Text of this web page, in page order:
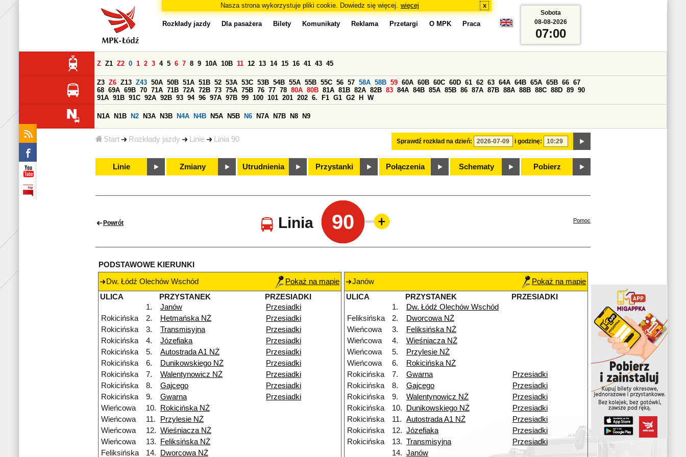
Nasza strona wykorzystuje pliki cookie. Dowiedz się więcej. więcej x
Start Rozkłady jazdy Linie Linia 90
Rozkłady jazdy Dla pasażera Bilety Komunikaty Reklama Przetargi O MPK Praca
Sprawdź rozkład na dzień: i godzinę:
Z Z1 Z2 0 1 2 3 4 5 6 7 8 9 10A 10B 11 12 13 14 15 16 41 43 45
Z3 Z6 Z13 Z43 50A 50B 51A 51B 52 53A 53C 53B 54B 55A 55B 55C 56 57 58A 58B 59 60A 60B 60C 60D 61 62 63 64A 64B 65A 65B 66 67
68 69A 69B 70 71A 71B 72A 72B 73 75A 75B 76 77 78 80A 80B 81A 81B 82A 82B 83 84A 84B 85A 85B 86 87A 87B 88A 88B 88C 88D 89 90
91A 91B 91C 92A 92B 93 94 96 97A 97B 99 100 101 201 202 6. F1 G1 G2 H W
N1A N1B N2 N3A N3B N4A N4B N5A N5B N6 N7A N7B N8 N9
Linie Zmiany Utrudnienia Przystanki Połączenia Schematy Pobierz
Sobota
08-08-2026
07:00
Powrót Linia 90 Pomoc
PODSTAWOWE KIERUNKI
Dw. Łódź Olechów Wschód
Pokaż na mapie
ULICA
PRZYSTANEK
PRZESIADKI
1.
Janów
Przesiadki
Rokicińska
2. Hetmańska NŻ
Przesiadki
Rokicińska
3. Transmisyjna
Przesiadki
Rokicińska
4. Józefiaka
Przesiadki
Rokicińska
5. Autostrada A1 NŻ
Przesiadki
Rokicińska
6. Dunikowskiego NŻ
Przesiadki
Rokicińska
7. Walentynowicz NŻ
Przesiadki
Rokicińska
8. Gajcego
Przesiadki
Rokicińska
9. Gwarna
Przesiadki
Wieńcowa
10.
Rokicińska NŻ
Wieńcowa
11.
Przylesie NŻ
Wieńcowa
12. Wieśniacza NŻ
Wieńcowa
13.
Feliksińska NŻ
Feliksińska
14. Dworcowa NŻ
Janów
Pokaż na mapie
ULICA
PRZYSTANEK
PRZESIADKI
1.
Dw. Łódź Olechów Wschód
Feliksińska
2.
Dworcowa NŻ
Wieńcowa
3.
Feliksińska NŻ
Wieńcowa
4.
Wieśniacza NŻ
Wieńcowa
5.
Przylesie NŻ
Wieńcowa
6.
Rokicińska NŻ
Rokicińska
7. Gwarna
Przesiadki
Rokicińska
8. Gajcego
Przesiadki
Rokicińska
9. Walentynowicz NŻ
Przesiadki
Rokicińska
10. Dunikowskiego NŻ
Przesiadki
Rokicińska
11. Autostrada A1 NŻ
Przesiadki
Rokicińska
12. Józefiaka
Przesiadki
Rokicińska
13. Transmisyjna
Przesiadki
14. Janów